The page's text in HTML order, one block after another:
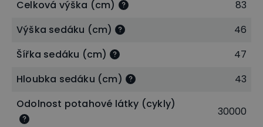
kg.
Stohovatelná - šetří prostor při skladování
Využíváte židle pro různé události či sezónní akce a
je pro vás důležitá jejich skladnost? Židle můžete
Celková výška (cm)
83
Výška sedáku (cm)
46
Šířka sedáku (cm)
47
Hloubka sedáku (cm)
43
Odolnost potahové látky (cykly)
30000